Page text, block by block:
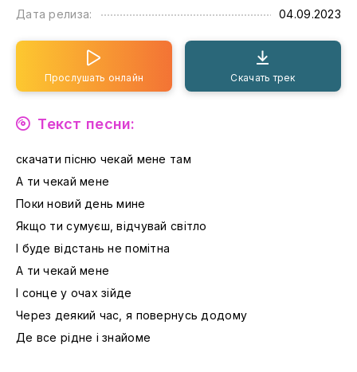
Дата релиза:
04.09.2023
Прослушать онлайн Скачать трек
Текст песни:
скачати пісню чекай мене там
А ти чекай мене
Поки новий день мине
Якщо ти сумуєш, відчувай світло
І буде відстань не помітна
А ти чекай мене
І сонце у очах зійде
Через деякий час, я повернусь додому
Де все рідне і знайоме